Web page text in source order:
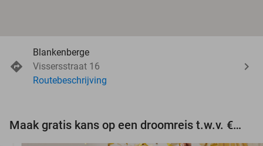
Blankenberge
Vissersstraat 16
Routebeschrijving
Maak gratis kans op een droomreis t.w.v. €3.000!